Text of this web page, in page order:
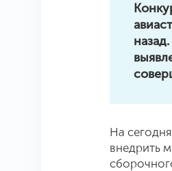
На
внедрить